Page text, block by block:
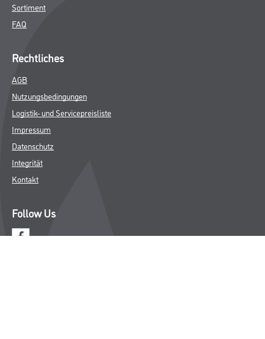
Sortiment
FAQ
Rechtliches
AGB
Nutzungsbedingungen
Logistik- und Servicepreisliste
Impressum
Datenschutz
Integrität
Kontakt
Follow Us